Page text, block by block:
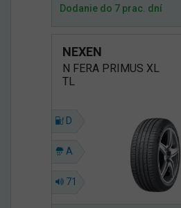
Dodanie do 7 prac. dní
NEXEN
N FERA PRIMUS XL
TL
D
A
71